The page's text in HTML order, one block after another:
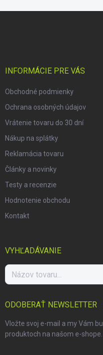
INFORMÁCIE PRE VÁS
Obchodné podmienky
Ochrana osobných údajov
Vrátenie tovaru do 30 dní
Nákup na splátky
Reklamácia tovaru
Články a novinky
Testy a recenzie
Hodnotenie obchodu
Kontakt
VYHĽADÁVANIE
ODOBERAŤ NEWSLETTER
Vložte svoj e-mail a my Vám
produktoch na našom e-shope.